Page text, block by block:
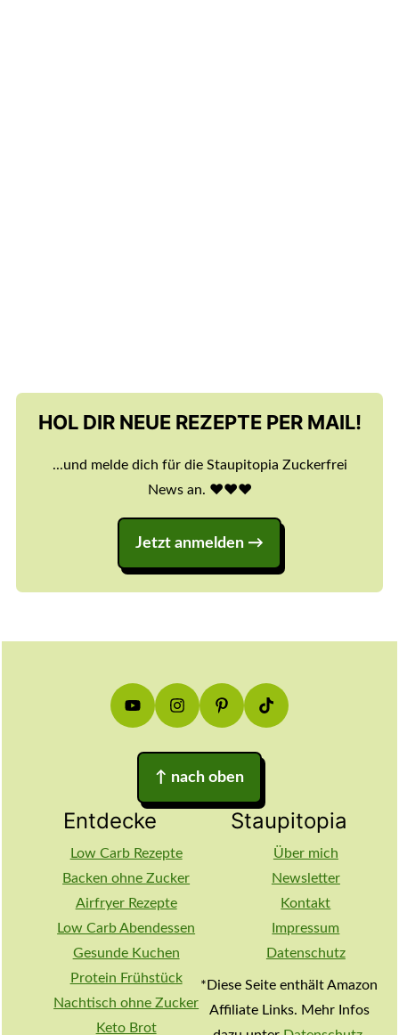
HOL DIR NEUE REZEPTE PER MAIL!
...und melde dich für die Staupitopia Zuckerfrei
News an. ♥️♥️♥️
Jetzt anmelden
↑ nach oben
Entdecke
Low Carb Rezepte
Backen ohne Zucker
Airfryer Rezepte
Low Carb Abendessen
Gesunde Kuchen
Protein Frühstück
Nachtisch ohne Zucker
Keto Brot
Staupitopia
Über mich
Newsletter
Kontakt
Impressum
Datenschutz
*Diese Seite enthält Amazon
Affiliate Links. Mehr Infos